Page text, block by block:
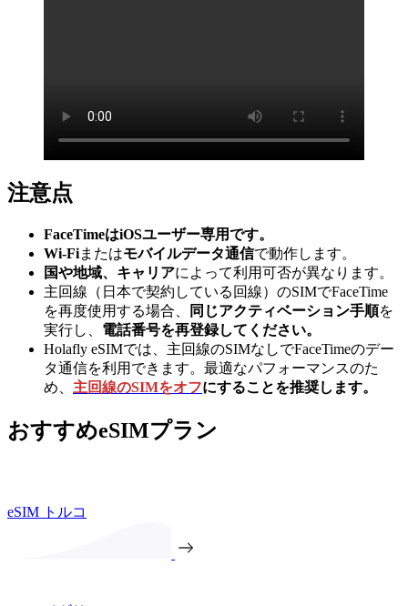
注意点
FaceTimeはiOSユーザー専用です。
Wi-Fiまたはモバイルデータ通信で動作します。
国や地域、キャリアによって利用可否が異なります。
主回線（日本で契約している回線）のSIMでFaceTime
を再度使用する場合、
同じアクティベーション手順を
実行し、 電話番号を再登録してください。
Holafly eSIMでは、主回線のSIMなしでFaceTimeのデー
タ通信を利用できます。最適なパフォーマンスのた
め、 主回線のSIMをオフにすることを推奨します。
おすすめeSIMプラン
eSIM トルコ